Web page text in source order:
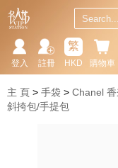
購物車
繁
HKD
註冊
登入
主 頁 手袋 Chanel 香
斜挎包/手提包